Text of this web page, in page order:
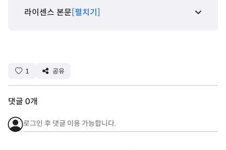
라이센스 본문[펼치기]
1 공유
댓글 0개
로그인 후 댓글 이용 가능합니다.